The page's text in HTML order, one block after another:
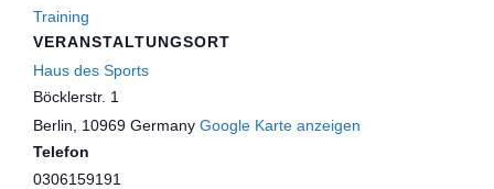
Training
VERANSTALTUNGSORT
Haus des Sports
Böcklerstr. 1
Berlin, 10969 Germany Google Karte anzeigen
Telefon
0306159191